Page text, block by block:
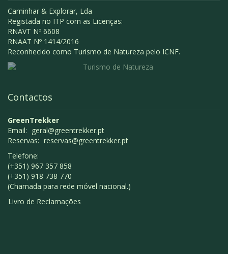
Caminhar & Explorar, Lda
Registada no ITP com as Licenças:
RNAVT Nº 6608
RNAAT Nº 1414/2016
Reconhecido como Turismo de Natureza pelo ICNF.
Contactos
GreenTrekker
Email: geral@greentrekker.pt
Reservas: reservas@greentrekker.pt
Telefone:
(+351) 967 357 858
(+351) 918 738 770
(Chamada para rede móvel nacional.)
Livro de Reclamações